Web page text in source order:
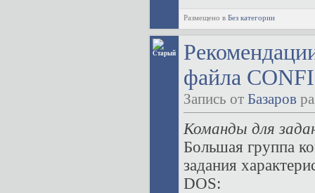
Размещено в Без категории
файла
Запись от Базаров
Команды для
Большая группа
задания
DOS: